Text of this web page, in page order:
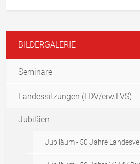
BILDERGALERIE
Seminare
Landessitzungen (LDV/erw.LVS)
Jubiläen
Jubiläum - 50 Jahre